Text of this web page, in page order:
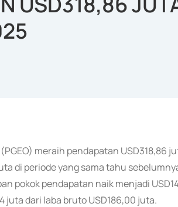
meraih pendapatan USD318,86
di periode yang sama tahu
pokok pendapatan naik menjadi
juta dari laba bruto USD186,00 juta.